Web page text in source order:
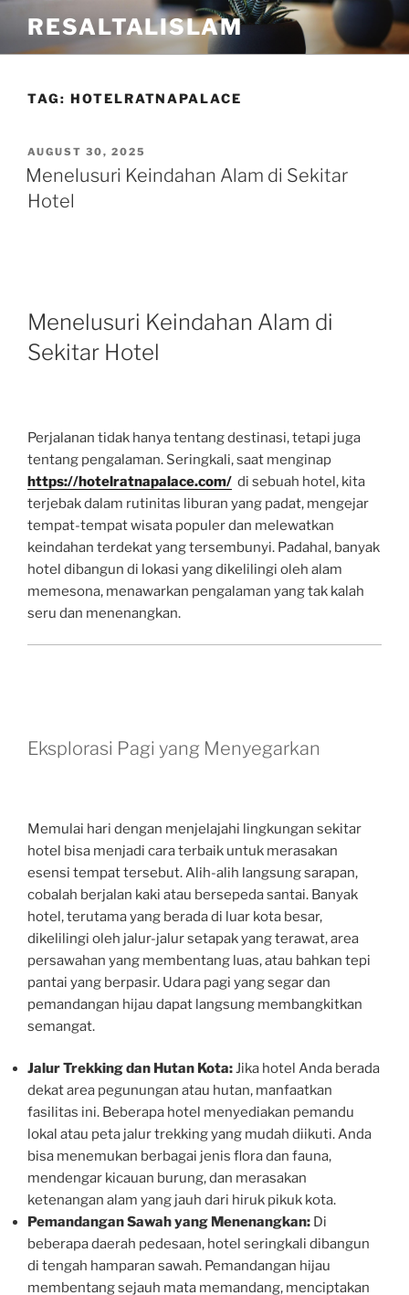
content
RESALTALISLAM
TAG: HOTELRATNAPALACE
POSTED
ON
AUGUST 30, 2025
Menelusuri Keindahan Alam di Sekitar
Hotel
Menelusuri Keindahan Alam di
Sekitar Hotel
Perjalanan tidak hanya tentang destinasi, tetapi juga
tentang pengalaman. Seringkali, saat menginap
https://hotelratnapalace.com/ di sebuah hotel, kita
terjebak dalam rutinitas liburan yang padat, mengejar
tempat-tempat wisata populer dan melewatkan
keindahan terdekat yang tersembunyi. Padahal, banyak
hotel dibangun di lokasi yang dikelilingi oleh alam
memesona, menawarkan pengalaman yang tak kalah
seru dan menenangkan.
Eksplorasi Pagi yang Menyegarkan
Memulai hari dengan menjelajahi lingkungan sekitar
hotel bisa menjadi cara terbaik untuk merasakan
esensi tempat tersebut. Alih-alih langsung sarapan,
cobalah berjalan kaki atau bersepeda santai. Banyak
hotel, terutama yang berada di luar kota besar,
dikelilingi oleh jalur-jalur setapak yang terawat, area
persawahan yang membentang luas, atau bahkan tepi
pantai yang berpasir. Udara pagi yang segar dan
pemandangan hijau dapat langsung membangkitkan
semangat.
Jalur Trekking dan Hutan Kota:Jika hotel Anda berada
dekat area pegunungan atau hutan, manfaatkan
fasilitas ini. Beberapa hotel menyediakan pemandu
lokal atau peta jalur trekking yang mudah diikuti. Anda
bisa menemukan berbagai jenis flora dan fauna,
mendengar kicauan burung, dan merasakan
ketenangan alam yang jauh dari hiruk pikuk kota.
Pemandangan Sawah yang Menenangkan: Di
beberapa daerah pedesaan, hotel seringkali dibangun
di tengah hamparan sawah. Pemandangan hijau
membentang sejauh mata memandang, menciptakan